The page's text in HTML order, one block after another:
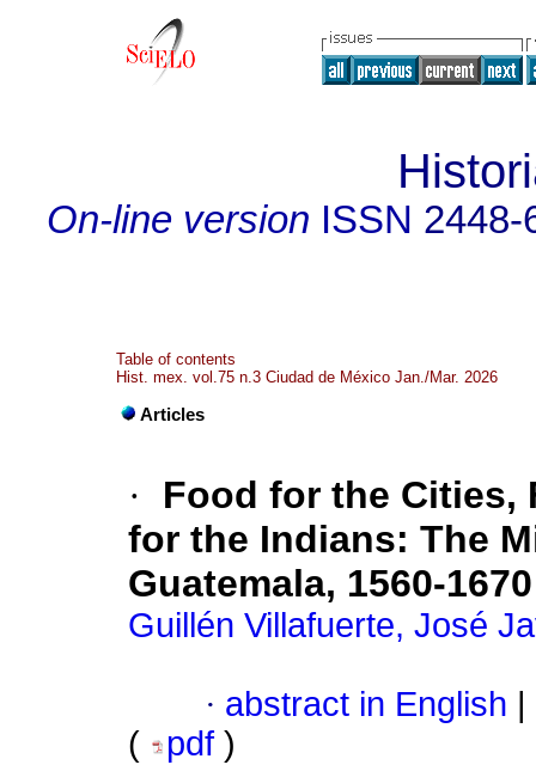
On-line version ISSN 2448-
Table of contents
Hist. mex. vol.75 n.3 Ciudad de México Jan./Mar. 2026
Articles
·
Food for the Cities,
for the Indians: The
Guatemala, 1560-1670
Guillén Villafuerte, José
· abstract in English
(
pdf )